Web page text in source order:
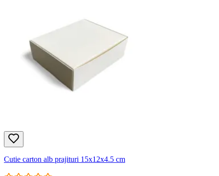
Cutie carton alb prajituri 15x12x4.5 cm